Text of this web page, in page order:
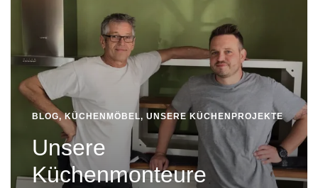
BLOG,KÜCHENMÖBEL, UNSERE KÜCHENPROJEKTE
Unsere
Küchenmonteure